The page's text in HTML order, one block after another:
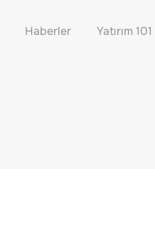
Haberler Yatırım 101